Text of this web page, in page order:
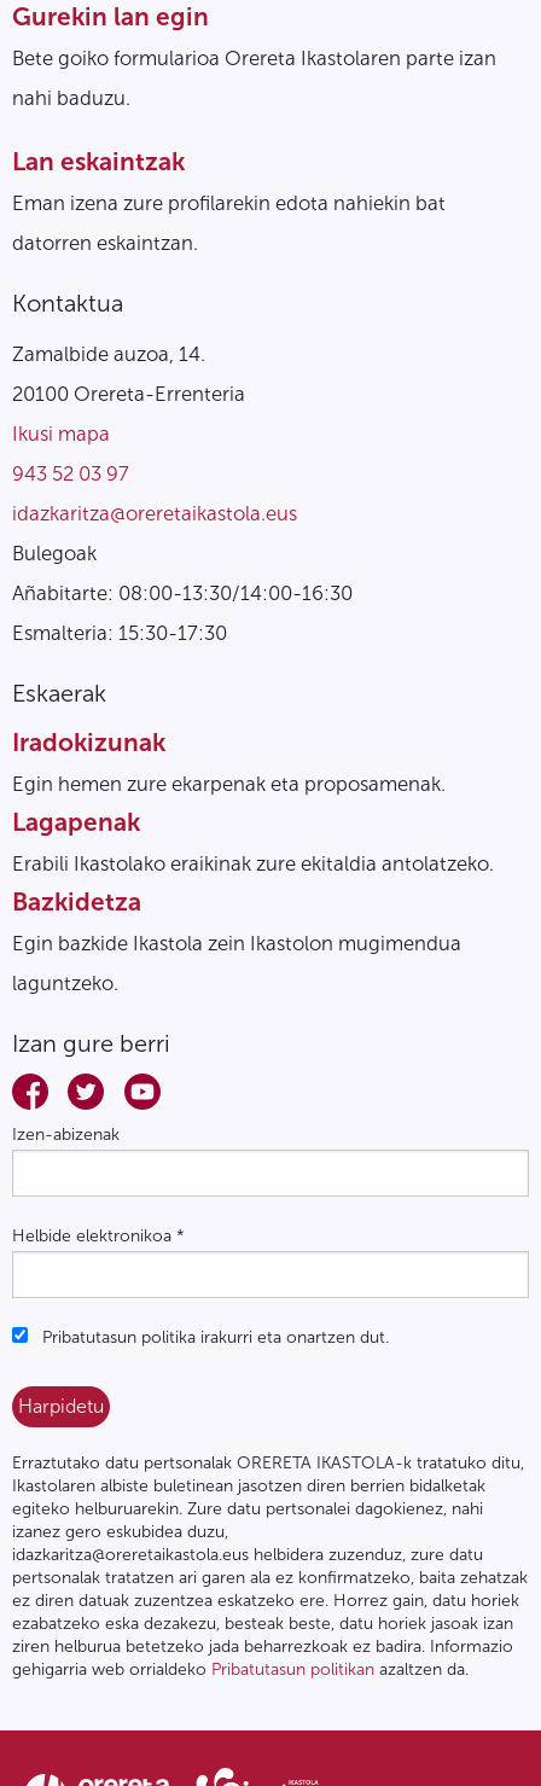
Gurekin lan egin
Bete goiko formularioa Orereta Ikastolaren parte izan
nahi baduzu.
Lan eskaintzak
Eman izena zure profilarekin edota nahiekin bat
datorren eskaintzan.
Kontaktua
Zamalbide auzoa, 14.
20100 Orereta-Errenteria
Ikusi mapa
943 52 03 97
idazkaritza@oreretaikastola.eus
Bulegoak
Añabitarte: 08:00-13:30/14:00-16:30
Esmalteria: 15:30-17:30
Eskaerak
Iradokizunak
Egin hemen zure ekarpenak eta proposamenak.
Lagapenak
Erabili Ikastolako eraikinak zure ekitaldia antolatzeko.
Bazkidetza
Egin bazkide Ikastola zein Ikastolon mugimendua
laguntzeko.
Izan gure berri
Izen-abizenak
Helbide elektronikoa *
Pribatutasun politika irakurri eta onartzen dut.
Erraztutako datu pertsonalak ORERETA IKASTOLA-k tratatuko ditu,
Ikastolaren albiste buletinean jasotzen diren berrien bidalketak
egiteko helburuarekin. Zure datu pertsonalei dagokienez, nahi
izanez gero eskubidea duzu,
idazkaritza@oreretaikastola.eus helbidera zuzenduz, zure datu
pertsonalak tratatzen ari garen ala ez konfirmatzeko, baita zehatzak
ez diren datuak zuzentzea eskatzeko ere. Horrez gain, datu horiek
ezabatzeko eska dezakezu, besteak beste, datu horiek jasoak izan
ziren helburua betetzeko jada beharrezkoak ez badira. Informazio
gehigarria web orrialdeko Pribatutasun politikan azaltzen da.